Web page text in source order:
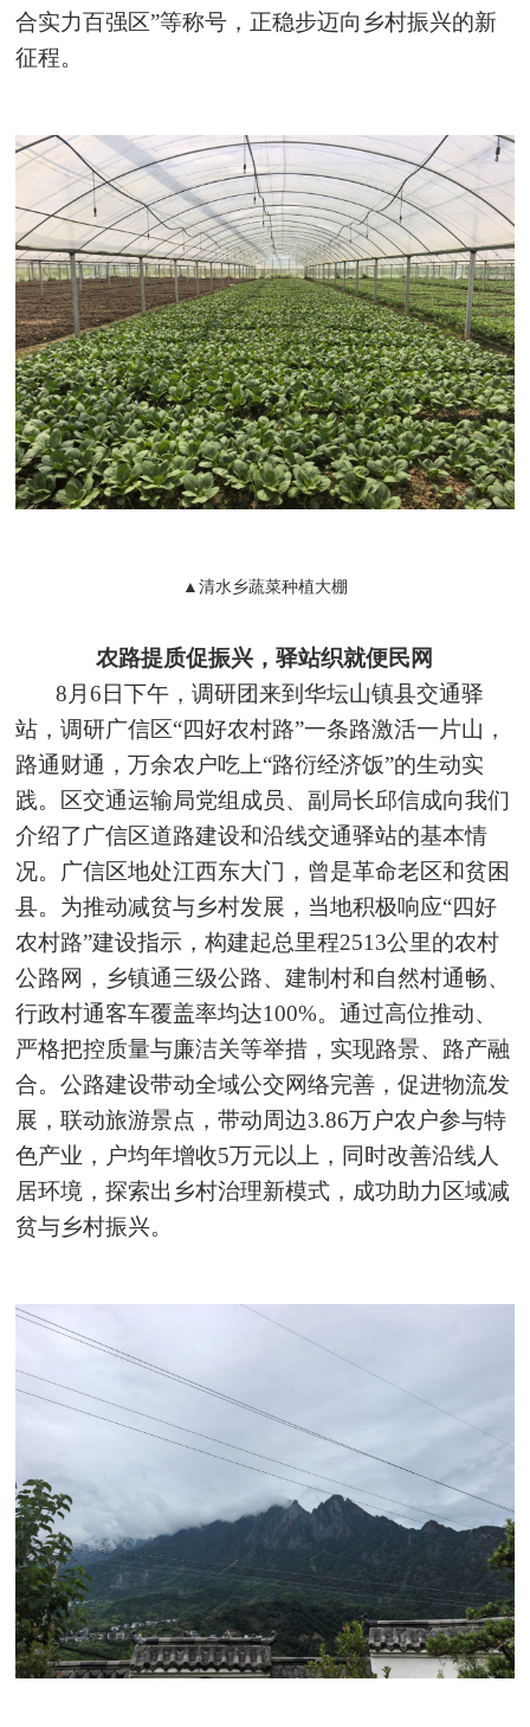
合实力百强区”等称号，正稳步迈向乡村振兴的新
征程。
▲清水乡蔬菜种植大棚
农路提质促振兴，驿站织就便民网
8月6日下午，调研团来到华坛山镇县交通驿
站，调研广信区“四好农村路”一条路激活一片山，
路通财通，万余农户吃上“路衍经济饭”的生动实
践。区交通运输局党组成员、副局长邱信成向我们
介绍了广信区道路建设和沿线交通驿站的基本情
况。广信区地处江西东大门，曾是革命老区和贫困
县。为推动减贫与乡村发展，当地积极响应“四好
农村路”建设指示，构建起总里程2513公里的农村
公路网，乡镇通三级公路、建制村和自然村通畅、
行政村通客车覆盖率均达100%。通过高位推动、
严格把控质量与廉洁关等举措，实现路景、路产融
合。公路建设带动全域公交网络完善，促进物流发
展，联动旅游景点，带动周边3.86万户农户参与特
色产业，户均年增收5万元以上，同时改善沿线人
居环境，探索出乡村治理新模式，成功助力区域减
贫与乡村振兴。